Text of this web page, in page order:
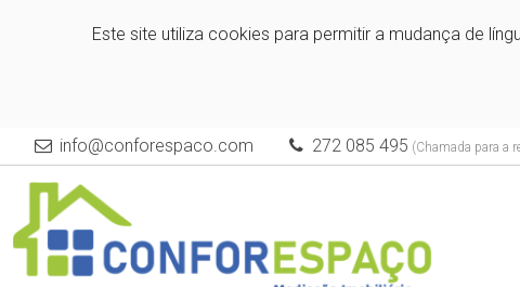
Este site utiliza cookies para permitir a mudança de
info@conforespaco.com 272 085 495 (Chamada para a